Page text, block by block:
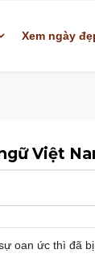
Xem ngày
Việt
oan ức thì đã bị